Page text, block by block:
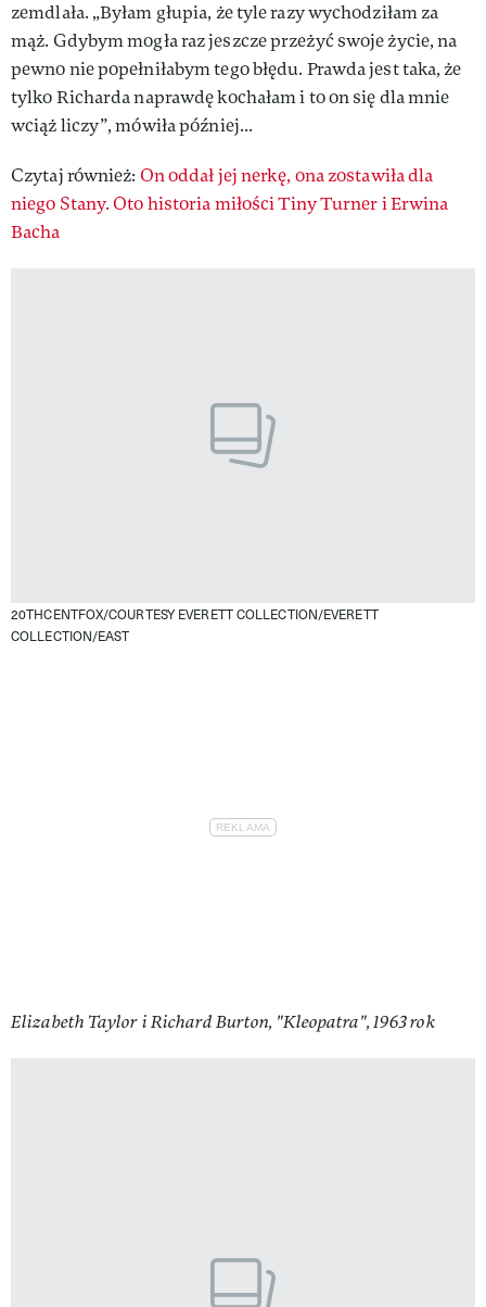
zemdlała. „Byłam głupia, że tyle razy wychodziłam za
mąż. Gdybym mogła raz jeszcze przeżyć swoje życie, na
pewno nie popełniłabym tego błędu. Prawda jest taka, że
tylko Richarda naprawdę kochałam i to on się dla mnie
wciąż liczy”, mówiła później...
Czytaj również: On oddał jej nerkę, ona zostawiła dla
niego Stany. Oto historia miłości Tiny Turner i Erwina
Bacha
20THCENTFOX/COURTESY EVERETT COLLECTION/EVERETT
COLLECTION/EAST
Elizabeth Taylor i Richard Burton, "Kleopatra", 1963 rok